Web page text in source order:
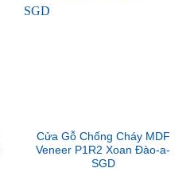
Cửa Gỗ Chống Cháy MDF
Veneer P1R2 Xoan Đào-a-
SGD